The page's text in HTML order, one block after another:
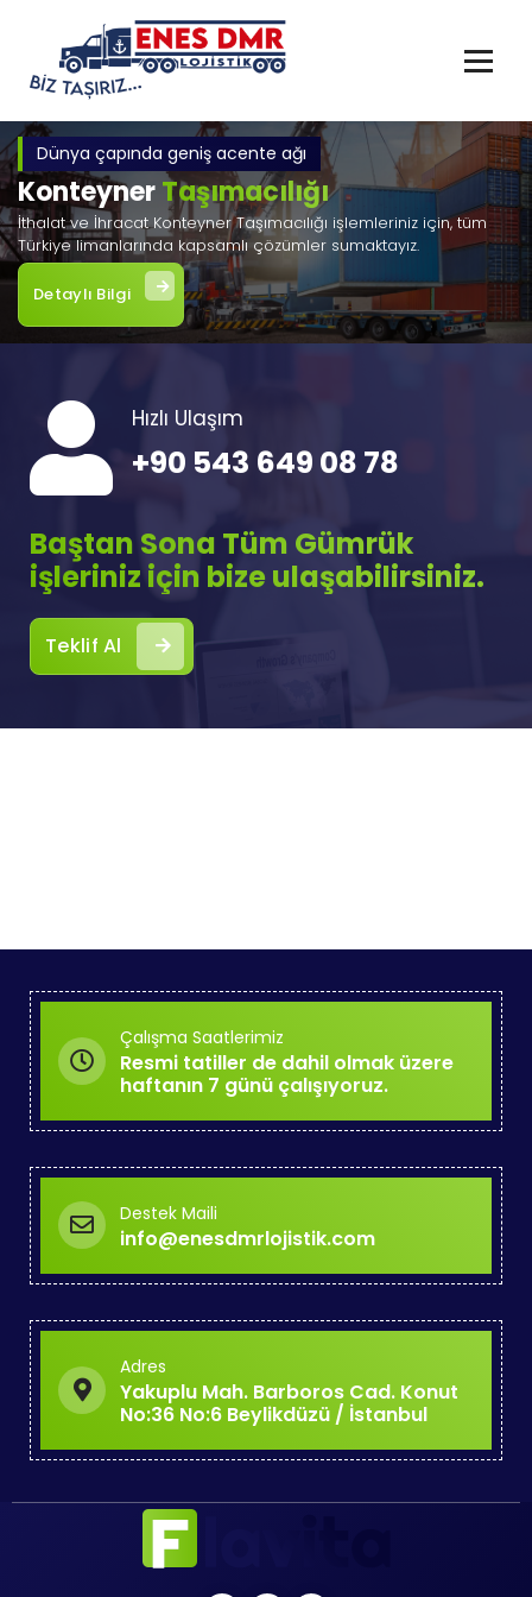
Dünya çapında geniş acente ağı
KonteynerTaşımacılığı
İthalat ve İhracat Konteyner Taşımacılığı işlemleriniz için, tüm
Türkiye limanlarında kapsamlı çözümler sumaktayız.
Detaylı Bilgi
Hızlı Ulaşım
+90 543 649 08 78
Baştan Sona Tüm Gümrük
işleriniz için bize ulaşabilirsiniz.
Teklif Al
Çalışma Saatlerimiz
Resmi tatiller de dahil olmak üzere
haftanın 7 günü çalışıyoruz.
Destek Maili
info@enesdmrlojistik.com
Adres
Yakuplu Mah. Barboros Cad. Konut
No:36 No:6 Beylikdüzü / İstanbul